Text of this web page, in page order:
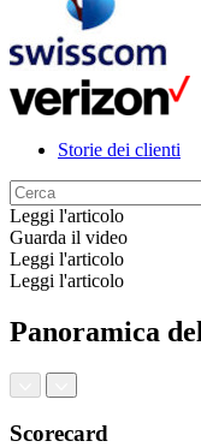
Storie dei clienti
Leggi l'articolo
Guarda il video
Leggi l'articolo
Leggi l'articolo
Panoramica
Scorecard